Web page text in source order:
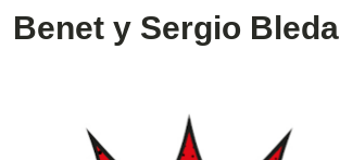
Benet y Sergio Bleda